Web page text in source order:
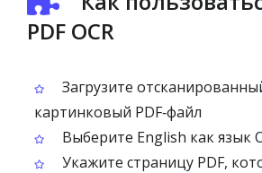
PDF OCR
Загрузите
картинковый PDF‑файл
Выберите English как язык
Укажите страницу PDF,